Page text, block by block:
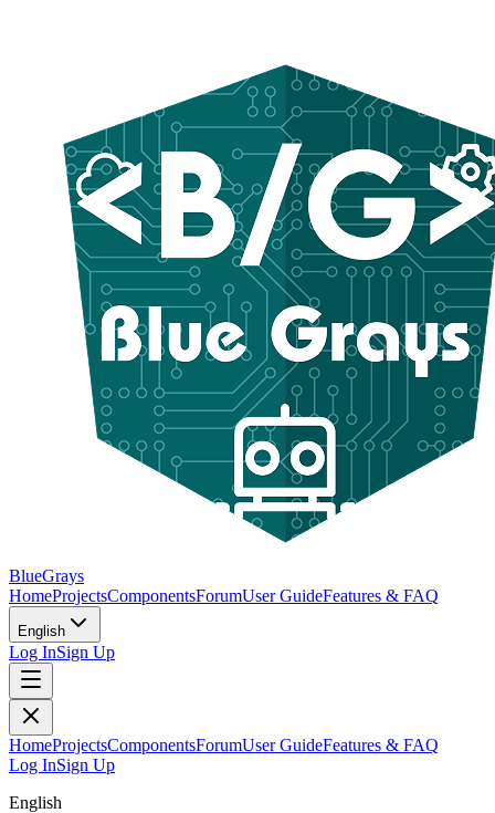
BlueGrays
HomeProjectsComponentsForumUser GuideFeatures & FAQ
English
Log InSign Up
HomeProjectsComponentsForumUser GuideFeatures & FAQ
Log InSign Up
English